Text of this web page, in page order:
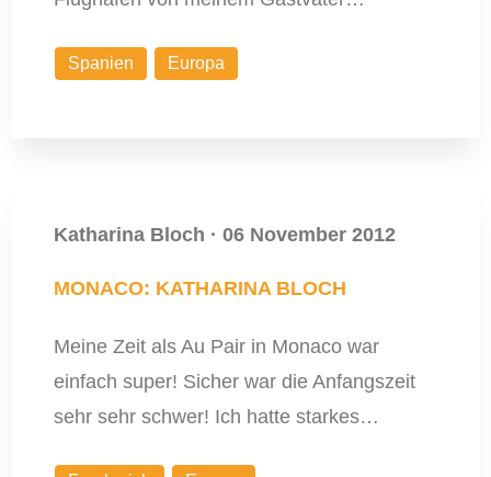
Spanien Europa
Katharina Bloch · 06 November 2012
MONACO: KATHARINA BLOCH
Meine Zeit als Au Pair in Monaco war
einfach super! Sicher war die Anfangszeit
sehr sehr schwer! Ich hatte starkes…